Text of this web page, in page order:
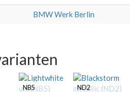
BMW Werk Berlin
NB5 ND2